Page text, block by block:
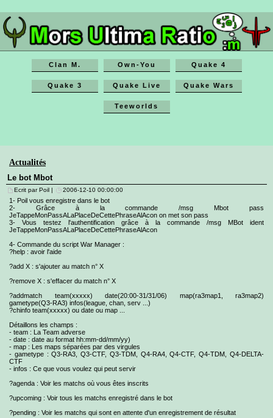
Clan M. Own-You Quake 4
Quake 3 Quake Live Quake Wars
Teeworlds
Actualités
Le bot Mbot
Ecrit par Poil | 2006-12-10 00:00:00
1- Poil vous enregistre dans le bot
2- Grâce à la commande /msg Mbot pass
JeTappeMonPassALaPlaceDeCettePhraseAlAcon on met son pass
3- Vous testez l'authentification grâce à la commande /msg MBot ident
JeTappeMonPassALaPlaceDeCettePhraseAlAcon
4- Commande du script War Manager :
?help : avoir l'aide
?add X : s'ajouter au match n° X
?remove X : s'effacer du match n° X
?addmatch team(xxxxx) date(20:00-31/31/06) map(ra3map1, ra3map2)
gametype(Q3-RA3) infos(league, chan, serv ...)
?chinfo team(xxxxx) ou date ou map ...
Détaillons les champs :
- team : La Team adverse
- date : date au format hh:mm-dd/mm/yy)
- map : Les maps séparées par des virgules
- gametype : Q3-RA3, Q3-CTF, Q3-TDM, Q4-RA4, Q4-CTF, Q4-TDM, Q4-DELTA-
CTF
- infos : Ce que vous voulez qui peut servir
?agenda : Voir les matchs où vous êtes inscrits
?upcoming : Voir tous les matchs enregistré dans le bot
?pending : Voir les matchs qui sont en attente d'un enregistrement de résultat